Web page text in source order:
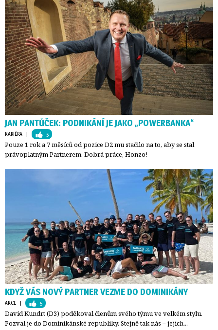
JAN PANTŮČEK: PODNIKÁNÍ JE JAKO „POWERBANKA“
KARIÉRA | 5
Pouze 1 rok a 7 měsíců od pozice D2 mu stačilo na to, aby se stal
právoplatným Partnerem. Dobrá práce, Honzo!
KDYŽ VÁS NOVÝ PARTNER VEZME DO DOMINIKÁNY
AKCE | 5
David Kundrt (D3) poděkoval členům svého týmu ve velkém stylu.
Pozval je do Dominikánské republiky. Stejně tak nás – jejich...